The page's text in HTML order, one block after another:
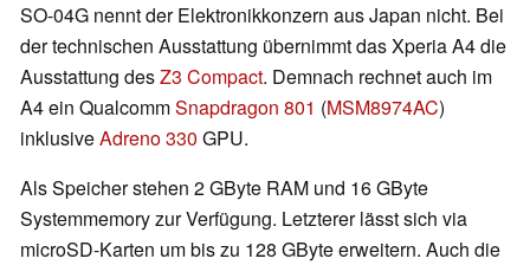
SO-04G nennt der Elektronikkonzern aus Japan nicht. Bei
der technischen Ausstattung übernimmt das Xperia A4 die
Ausstattung desZ3 Compact. Demnach rechnet auch im
A4 ein QualcommSnapdragon 801 (MSM8974AC)
inklusiveAdreno 330 GPU.
Als Speicher stehen 2 GByte RAM und 16 GByte
Systemmemory zur Verfügung. Letzterer lässt sich via
microSD-Karten um bis zu 128 GByte erweitern. Auch die